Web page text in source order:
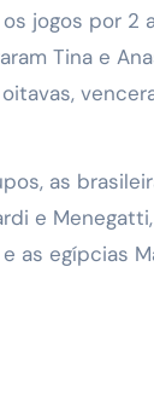
jogos por 2
Tina e
as
e
as egípcias